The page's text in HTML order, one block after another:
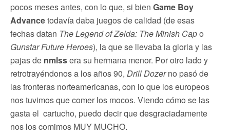
pocos meses antes, con lo que, si bien Game Boy
Advancetodavía daba juegos de calidad (de esas
fechas datan The Legend of Zelda: The Minish Capo
Gunstar Future Heroes), la que se llevaba la gloria y las
pajas de nmlssera su hermana menor. Por otro lado y
retrotrayéndonos a los años 90, Drill Dozerno pasó de
las fronteras norteamericanas, con lo que los europeos
nos tuvimos que comer los mocos. Viendo cómo se las
gasta el cartucho, puedo decir que desgraciadamente
nos los comimos MUY MUCHO.